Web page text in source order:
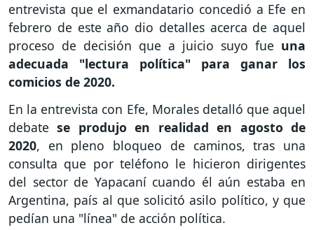
entrevista que el exmandatario concedió a Efe en
febrero de este año dio detalles acerca de aquel
proceso de decisión que a juicio suyo fue una
adecuada "lectura política" para ganar los
comicios de 2020.
En la entrevista con Efe, Morales detalló que aquel
debatese produjo en realidad en agosto de
2020, en pleno bloqueo de caminos, tras una
consulta que por teléfono le hicieron dirigentes
del sector de Yapacaní cuando él aún estaba en
Argentina, país al que solicitó asilo político, y que
pedían una "línea" de acción política.